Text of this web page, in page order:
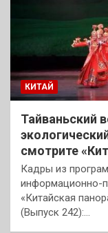
КИТАЙ
Тайваньский
смотрите
Кадры из
информационно-
«Китайская
(Выпуск 242):…